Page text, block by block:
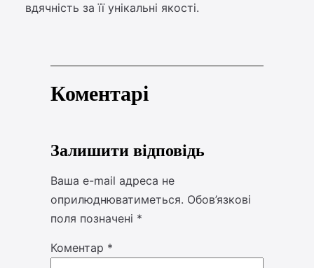
вдячність за її унікальні якості.
Коментарі
Залишити відповідь
Ваша e-mail адреса не
оприлюднюватиметься. Обов’язкові
поля позначені *
Коментар *